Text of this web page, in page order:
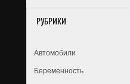
РУБРИКИ
Автомобили
Беременность